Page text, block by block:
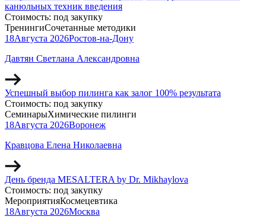
канюльных техник введения
Стоимость: под закупку
ТренингиСочетанные методики
18Августа 2026Ростов-на-Дону
Давтян Светлана Александровна
Успешный выбор пилинга как залог 100% результата
Стоимость: под закупку
СеминарыХимические пилинги
18Августа 2026Воронеж
Кравцова Елена Николаевна
День бренда MESALTERA by Dr. Mikhaylova
Стоимость: под закупку
МероприятияКосмецевтика
18Августа 2026Москва